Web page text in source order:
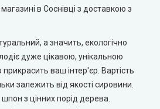
в Соснівці з доставкою з
а значить, екологічно
дуже цікавою, унікальною
ваш інтер'єр. Вартість
залежить від якості сировини.
з цінних порід дерева.